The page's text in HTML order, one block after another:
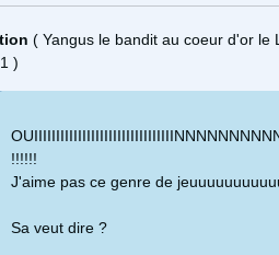
( Yangus le bandit au coeur d'or le
)
!!!!!!
J'aime pas ce genre de
Sa veut dire ?